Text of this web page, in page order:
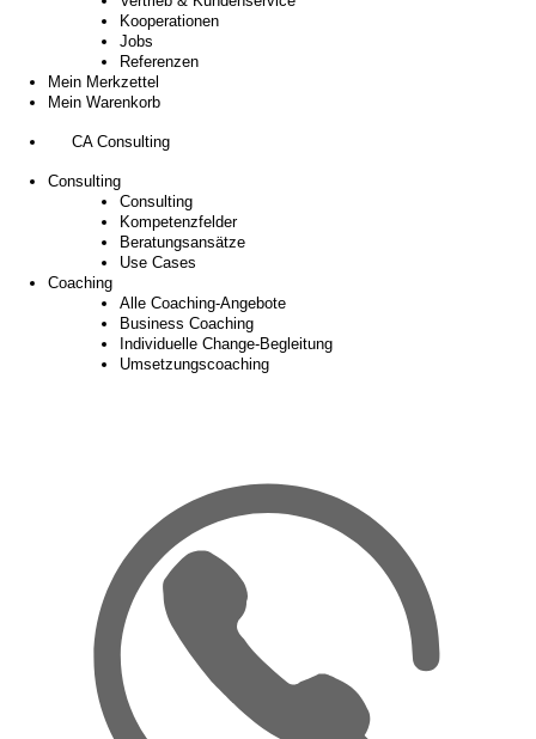
Kooperationen
Jobs
Referenzen
Mein Merkzettel
Mein Warenkorb
CA Consulting
Consulting
Consulting
Kompetenzfelder
Beratungsansätze
Use Cases
Coaching
Alle Coaching-Angebote
Business Coaching
Individuelle Change-Begleitung
Umsetzungscoaching